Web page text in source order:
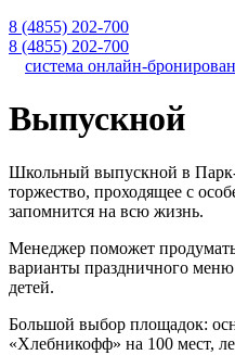
8 (4855) 202-700
8 (4855) 202-700
система онлайн-
Выпускной
Школьный выпускной в Парк-
торжество, проходящее с
запомнится на всю жизнь.
Менеджер поможет
варианты праздничного меню
детей.
Большой выбор площадок:
«Хлебникофф» на 100 мест,